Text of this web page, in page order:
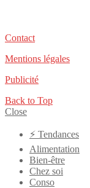
Contact
Mentions légales
Publicité
Back to Top
Close
⚡️ Tendances
Alimentation
Bien-être
Chez soi
Conso